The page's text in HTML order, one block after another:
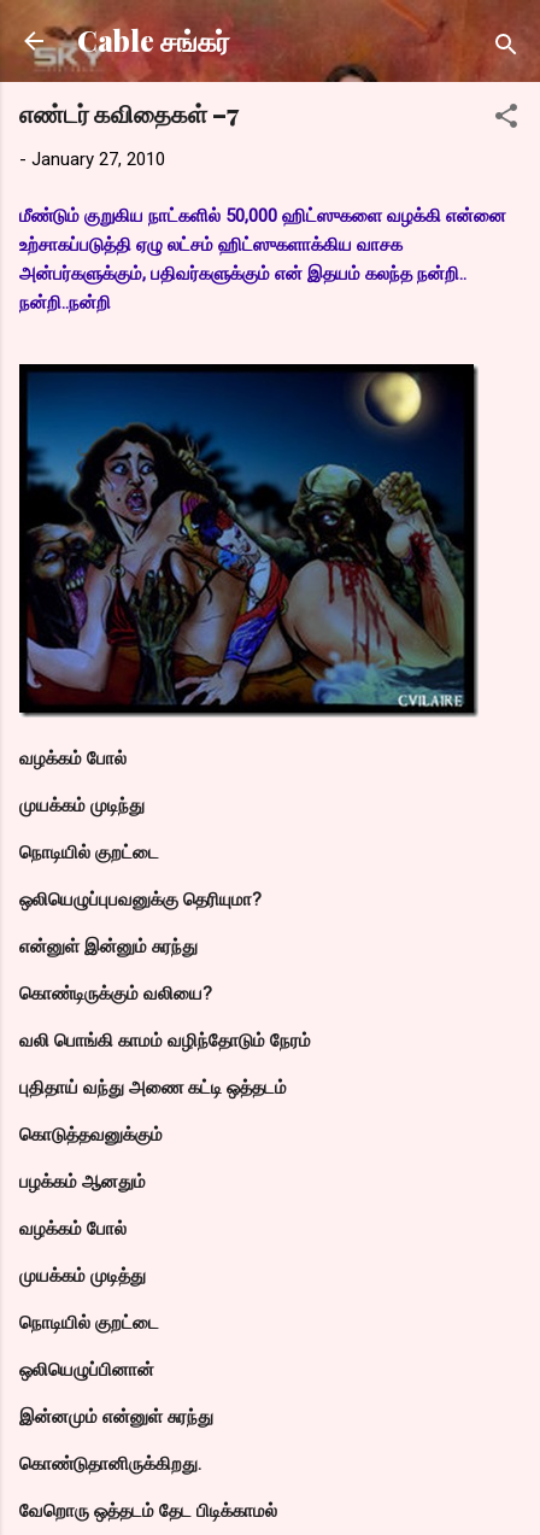
Skip to main content
Cable சங்கர்
எண்டர் கவிதைகள் –7
- January 27, 2010
மீண்டும் குறுகிய நாட்களில் 50,000 ஹிட்ஸுகளை வழக்கி என்னை
உற்சாகப்படுத்தி ஏழு லட்சம் ஹிட்ஸுகளாக்கிய வாசக
அன்பர்களுக்கும், பதிவர்களுக்கும் என் இதயம் கலந்த நன்றி..
நன்றி..நன்றி
வழக்கம் போல்
முயக்கம் முடிந்து
நொடியில் குறட்டை
ஒலியெழுப்புபவனுக்கு தெரியுமா?
என்னுள் இன்னும் சுரந்து
கொண்டிருக்கும் வலியை?
வலி பொங்கி காமம் வழிந்தோடும் நேரம்
புதிதாய் வந்து அணை கட்டி ஒத்தடம்
கொடுத்தவனுக்கும்
பழக்கம் ஆனதும்
வழக்கம் போல்
முயக்கம் முடித்து
நொடியில் குறட்டை
ஒலியெழுப்பினான்
இன்னமும் என்னுள் சுரந்து
கொண்டுதானிருக்கிறது.
வேறொரு ஒத்தடம் தேட பிடிக்காமல்